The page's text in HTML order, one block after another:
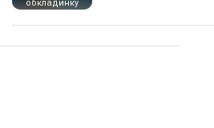
обкладинку